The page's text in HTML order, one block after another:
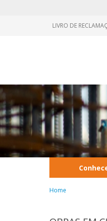
LIVRO DE
Home